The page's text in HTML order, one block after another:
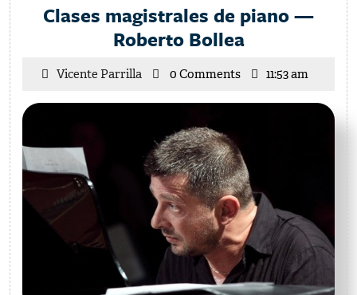
Clases magistrales de piano —
Roberto BolleaClases
magistrales
de
piano
Roberto
Bollea
Vicente ParrillaVicente0 Comments 11:53 am